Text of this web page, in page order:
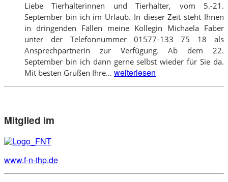
Liebe Tierhalterinnen und Tierhalter, vom 5.-21.
September bin ich im Urlaub. In dieser Zeit steht Ihnen
in dringenden Fällen meine Kollegin Michaela Faber
unter der Telefonnummer 01577-133 75 18 als
Ansprechpartnerin zur Verfügung. Ab dem 22.
September bin ich dann gerne selbst wieder für Sie da.
Mit besten Grüßen Ihre… Urlaub
im
September
weiterlesen
Mitglied im
www.f-n-thp.de